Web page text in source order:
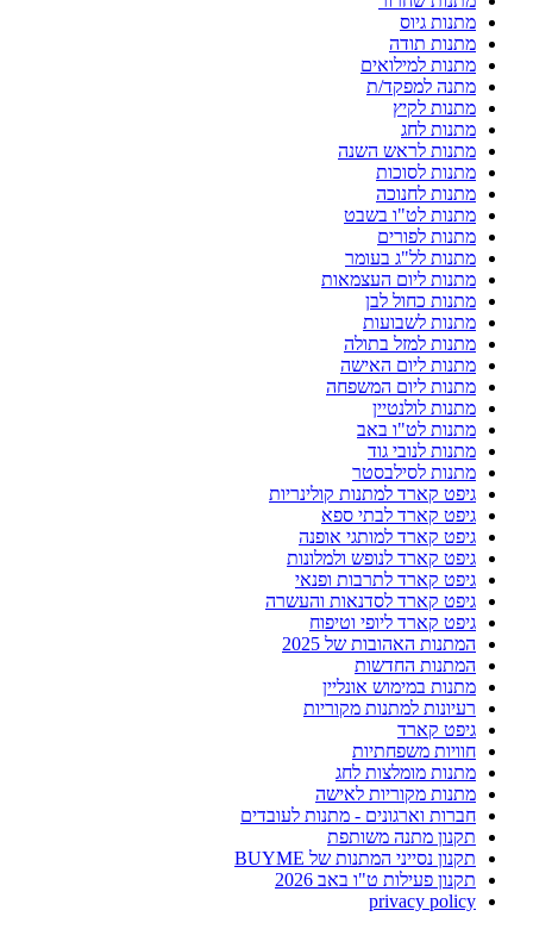
מתנות גיוס
מתנות תודה
מתנות למילואים
מתנה למפקד/ת
מתנות לקיץ
מתנות לחג
מתנות לראש השנה
מתנות לסוכות
מתנות לחנוכה
מתנות לט"ו בשבט
מתנות לפורים
מתנות לל"ג בעומר
מתנות ליום העצמאות
מתנות כחול לבן
מתנות לשבועות
מתנות למזל בתולה
מתנות ליום האישה
מתנות ליום המשפחה
מתנות לולנטיין
מתנות לט"ו באב
מתנות לנובי גוד
מתנות לסילבסטר
גיפט קארד למתנות קולינריות
גיפט קארד לבתי ספא
גיפט קארד למותגי אופנה
גיפט קארד לנופש ולמלונות
גיפט קארד לתרבות ופנאי
גיפט קארד לסדנאות והעשרה
גיפט קארד ליופי וטיפוח
המתנות האהובות של 2025
המתנות החדשות
מתנות במימוש אונליין
רעיונות למתנות מקוריות
גיפט קארד
חוויות משפחתיות
מתנות מומלצות לחג
מתנות מקוריות לאישה
חברות וארגונים - מתנות לעובדים
תקנון מתנה משותפת
תקנון נסייני המתנות של BUYME
תקנון פעילות ט"ו באב 2026
privacy policy